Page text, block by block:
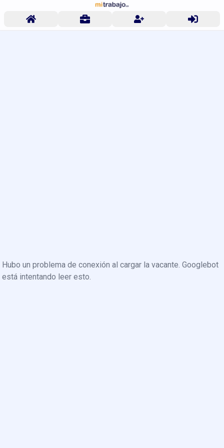
Hubo un problema de conexión al cargar la vacante. Googlebot
está intentando leer esto.